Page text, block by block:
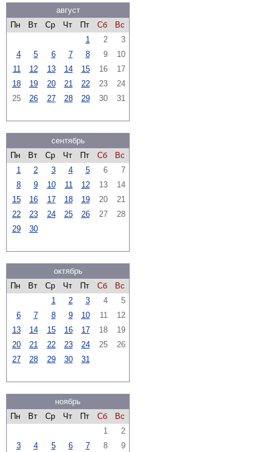
август
Пн
Вт Ср Чт Пт Сб
Вс
1
2
3
4
5 6 7 8 9
10
11
12 13 14 15 16
17
18
19 20 21 22 23
24
25
26 27 28 29 30 31
сентябрь
Пн
Вт Ср Чт Пт Сб
Вс
1
2 3 4 5 6
7
8
9 10 11 12 13
14
15
16 17 18 19 20
21
22
23 24 25 26 27
28
29
30
октябрь
Пн
Вт Ср Чт Пт Сб
Вс
1
2 3 4
5
6
7 8 9 10 11
12
13
14 15 16 17 18
19
20
21 22 23 24 25
26
27
28 29 30 31
ноябрь
Пн
Вт Ср Чт Пт Сб
Вс
1
2
3
4 5 6 7 8
9